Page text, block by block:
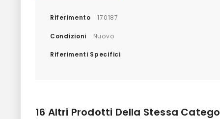
Riferimento 170187
Condizioni Nuovo
Riferimenti Specifici
16 Altri Prodotti Della Stessa